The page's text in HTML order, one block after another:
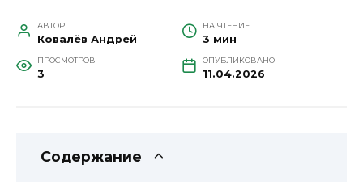
АВТОР
Ковалёв Андрей
НА ЧТЕНИЕ
3 мин
ПРОСМОТРОВ
3
ОПУБЛИКОВАНО
11.04.2026
Содержание